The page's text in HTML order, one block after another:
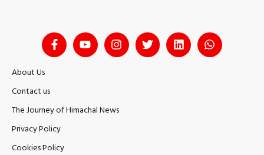
About Us
Contact us
The Journey of Himachal News
Privacy Policy
Cookies Policy